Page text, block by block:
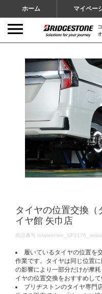
ホーム マイペー
タイヤの位置交換（
イヤ館 矢巾店
DETAILS
商品番号 rotation-
履いているタイヤの位置を
作業です。タイヤは同じ位置
の影響により一部分だけが摩
イヤの位置交換をおすすめして
ブリヂストンのタイヤ専門